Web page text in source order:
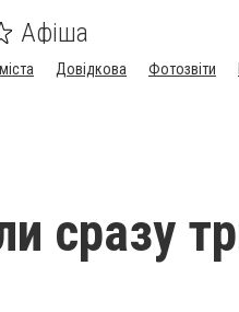
Афіша
Довідкова Фотозвіти
сразу